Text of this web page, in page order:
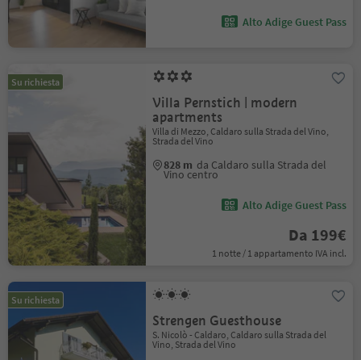
Alto Adige Guest Pass
Su richiesta
Villa Pernstich | modern
apartments
Villa di Mezzo, Caldaro sulla Strada del Vino,
Strada del Vino
828 m da Caldaro sulla Strada del
Vino centro
Alto Adige Guest Pass
Da 199€
1 notte / 1 appartamento IVA incl.
Su richiesta
Strengen Guesthouse
S. Nicolò - Caldaro, Caldaro sulla Strada del
Vino, Strada del Vino